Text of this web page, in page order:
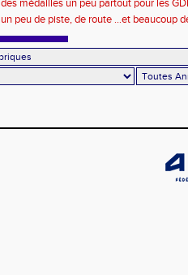
des médailles un peu partout pour les
Londres
un peu de piste, de route ...et beaucoup